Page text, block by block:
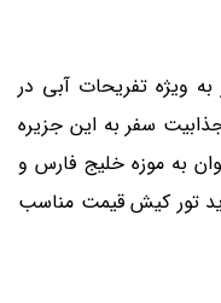
به ویژه تفریحات آبی در
سفر به این جزیره
به موزه خلیج فارس و
تور کیش قیمت مناسب